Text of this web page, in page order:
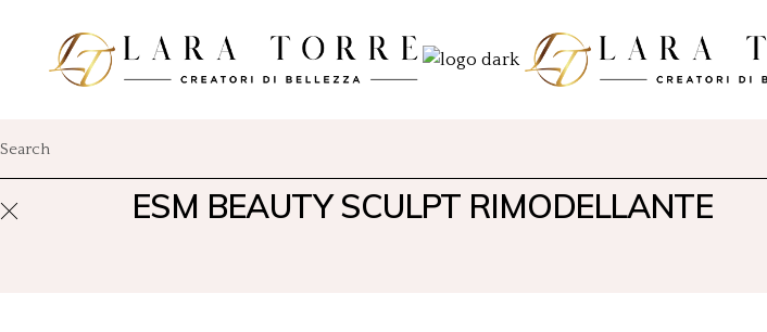
ESM BEAUTY SCULPT RIMODELLANTE